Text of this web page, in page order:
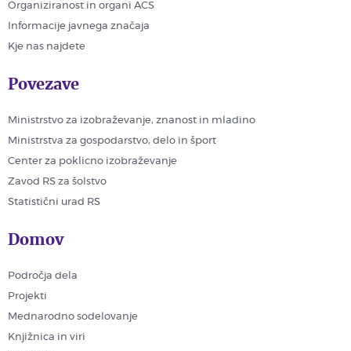
Organiziranost in organi ACS
Informacije javnega značaja
Kje nas najdete
Povezave
Ministrstvo za izobraževanje, znanost in mladino
Ministrstva za gospodarstvo, delo in šport
Center za poklicno izobraževanje
Zavod RS za šolstvo
Statistični urad RS
Domov
Področja dela
Projekti
Mednarodno sodelovanje
Knjižnica in viri